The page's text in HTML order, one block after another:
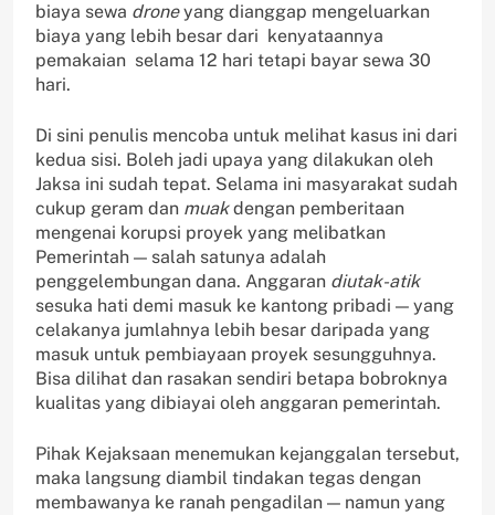
biaya sewa droneyang dianggap mengeluarkan
biaya yang lebih besar dari kenyataannya
pemakaian selama 12 hari tetapi bayar sewa 30
hari.
Di sini penulis mencoba untuk melihat kasus ini dari
kedua sisi. Boleh jadi upaya yang dilakukan oleh
Jaksa ini sudah tepat. Selama ini masyarakat sudah
cukup geram dan muakdengan pemberitaan
mengenai korupsi proyek yang melibatkan
Pemerintah — salah satunya adalah
penggelembungan dana. Anggaran diutak-atik
sesuka hati demi masuk ke kantong pribadi — yang
celakanya jumlahnya lebih besar daripada yang
masuk untuk pembiayaan proyek sesungguhnya.
Bisa dilihat dan rasakan sendiri betapa bobroknya
kualitas yang dibiayai oleh anggaran pemerintah.
Pihak Kejaksaan menemukan kejanggalan tersebut,
maka langsung diambil tindakan tegas dengan
membawanya ke ranah pengadilan — namun yang